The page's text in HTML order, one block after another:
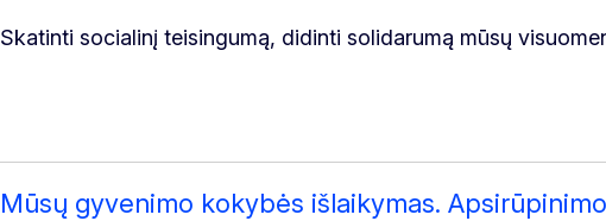
Skatinti socialinį teisingumą, didinti solidarumą mūsų
Mūsų gyvenimo kokybės išlaikymas.